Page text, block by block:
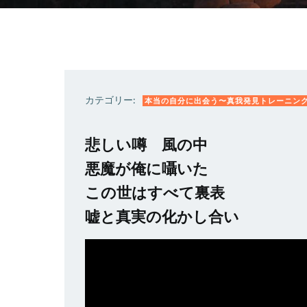
カテゴリー: 本当の自分に出会う〜真我発見トレーニン
悲しい噂 風の中
悪魔が俺に囁いた
この世はすべて裏表
嘘と真実の化かし合い